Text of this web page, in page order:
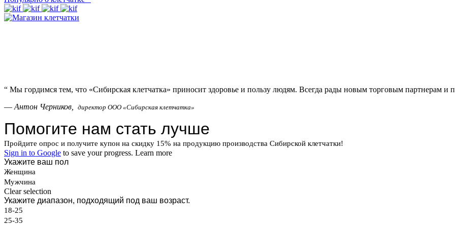
“ Мы гордимся тем, что «Сибирская клетчатка» приносит здоровье и пользу людям. Всегда рады новым торговым партнерам и
— Антон Черников, директор ООО «Сибирская клетчатка»